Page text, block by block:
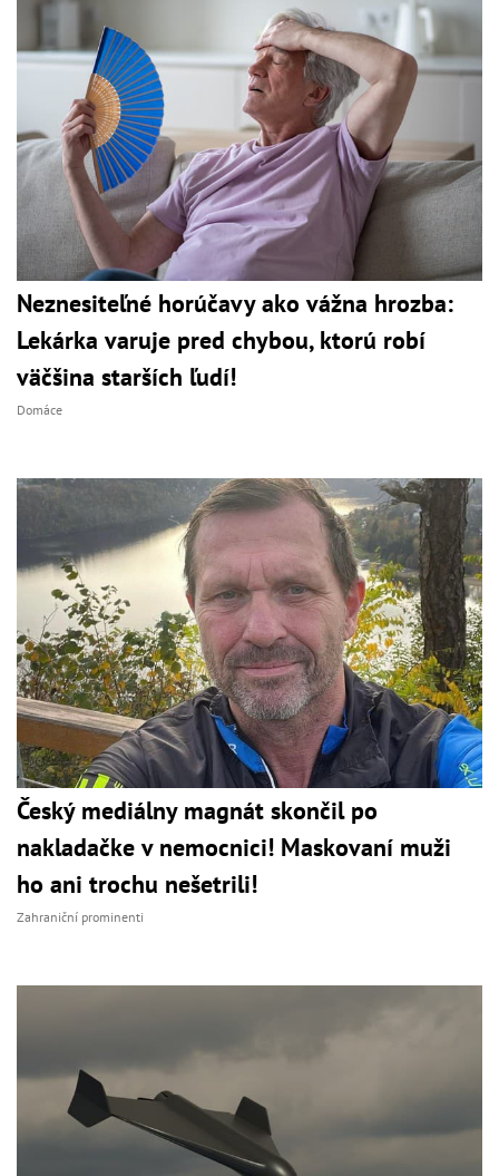
Neznesiteľné horúčavy ako vážna hrozba:
Lekárka varuje pred chybou, ktorú robí
väčšina starších ľudí!
Domáce
Český mediálny magnát skončil po
nakladačke v nemocnici! Maskovaní muži
ho ani trochu nešetrili!
Zahraniční prominenti